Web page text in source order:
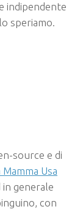
indipendente
speriamo.
source e di
Mamma Usa
generale
con